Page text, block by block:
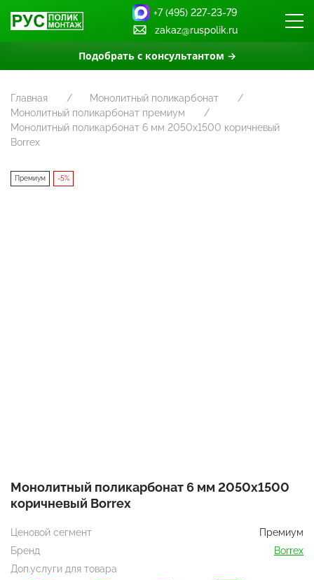
Подобрать с консультантом →
+7 (495) 227-23-79
zakaz@ruspolik.ru
Главная
Монолитный поликарбонат
Монолитный поликарбонат премиум
Монолитный поликарбонат 6 мм 2050х1500 коричневый
Borrex
Премиум -5%
Монолитный поликарбонат 6 мм 2050х1500
коричневый Borrex
Ценовой сегмент
Премиум
Бренд
Borrex
Доп.услуги для товара